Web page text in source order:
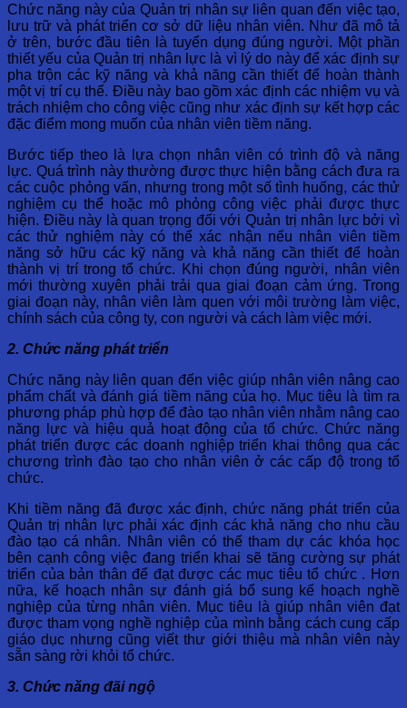
Chức năng này của Quản trị nhân sự liên quan đến việc tạo,
lưu trữ và phát triển cơ sở dữ liệu nhân viên. Như đã mô tả
ở trên, bước đầu tiên là tuyển dụng đúng người. Một phần
thiết yếu của Quản trị nhân lực là vì lý do này để xác định sự
pha trộn các kỹ năng và khả năng cần thiết để hoàn thành
một vị trí cụ thể. Điều này bao gồm xác định các nhiệm vụ và
trách nhiệm cho công việc cũng như xác định sự kết hợp các
đặc điểm mong muốn của nhân viên tiềm năng.
Bước tiếp theo là lựa chọn nhân viên có trình độ và năng
lực. Quá trình này thường được thực hiện bằng cách đưa ra
các cuộc phỏng vấn, nhưng trong một số tình huống, các thử
nghiệm cụ thể hoặc mô phỏng công việc phải được thực
hiện. Điều này là quan trọng đối với Quản trị nhân lực bởi vì
các thử nghiệm này có thể xác nhận nếu nhân viên tiềm
năng sở hữu các kỹ năng và khả năng cần thiết để hoàn
thành vị trí trong tổ chức. Khi chọn đúng người, nhân viên
mới thường xuyên phải trải qua giai đoạn cảm ứng. Trong
giai đoạn này, nhân viên làm quen với môi trường làm việc,
chính sách của công ty, con người và cách làm việc mới.
2. Chức năng phát triển
Chức năng này liên quan đến việc giúp nhân viên nâng cao
phẩm chất và đánh giá tiềm năng của họ. Mục tiêu là tìm ra
phương pháp phù hợp để đào tạo nhân viên nhằm nâng cao
năng lực và hiệu quả hoạt động của tổ chức. Chức năng
phát triển được các doanh nghiệp triển khai thông qua các
chương trình đào tạo cho nhân viên ở các cấp độ trong tổ
chức.
Khi tiềm năng đã được xác định, chức năng phát triển của
Quản trị nhân lực phải xác định các khả năng cho nhu cầu
đào tạo cá nhân. Nhân viên có thể tham dự các khóa học
bên cạnh công việc đang triển khai sẽ tăng cường sự phát
triển của bản thân để đạt được các mục tiêu tổ chức . Hơn
nữa, kế hoạch nhân sự đánh giá bổ sung kế hoạch nghề
nghiệp của từng nhân viên. Mục tiêu là giúp nhân viên đạt
được tham vọng nghề nghiệp của mình bằng cách cung cấp
giáo dục nhưng cũng viết thư giới thiệu mà nhân viên này
sẵn sàng rời khỏi tổ chức.
3. Chức năng đãi ngộ